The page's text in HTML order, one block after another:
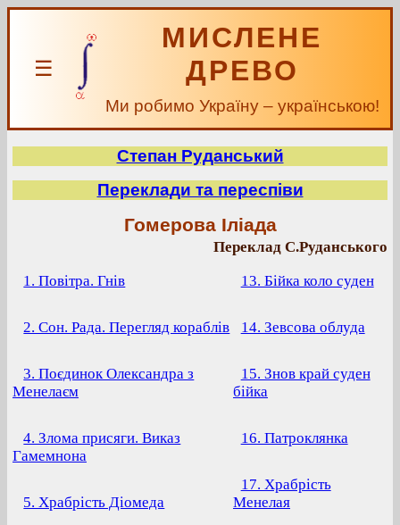
☰
МИСЛЕНЕ
ДРЕВО
Ми робимо Україну – українською!
Степан Руданський
Переклади та переспіви
Гомерова Іліада
Переклад С.Руданського
1. Повітра. Гнів
2. Сон. Рада. Перегляд кораблів
3. Поєдинок Олександра з
Менелаєм
4. Злома присяги. Виказ
Гамемнона
5. Храбрість Діомеда
13. Бійка коло суден
14. Зевсова облуда
15. Знов край суден
бійка
16. Патроклянка
17. Храбрість
Менелая